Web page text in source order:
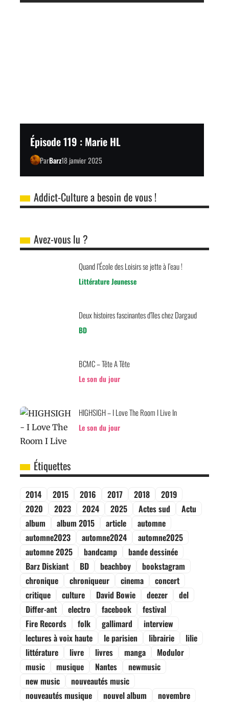
Épisode 119 : Marie HL
ParBarz18 janvier 2025
Addict-Culture a besoin de vous !
Avez-vous lu ?
Quand l’École des Loisirs se jette à l’eau !
Littérature Jeunesse
Deux histoires fascinantes d’îles chez Dargaud
BD
BCMC – Tête A Tête
Le son du jour
HIGHSIGH – I Love The Room I Live In
Le son du jour
Étiquettes
2014 2015 2016 2017 2018
2019
2020
2023 2024 2025 Actes sud
Actu
album
album 2015 article
automne
automne2023
automne2024
automne2025
automne 2025
bandcamp
bande dessinée
Barz Diskiant
BD beachboy
bookstagram
chronique
chroniqueur cinema
concert
critique
culture David Bowie deezer
del
Differ-ant
electro facebook
festival
Fire Records
folk gallimard
interview
lectures à voix haute
le parisien librairie
lilie
littérature
livre livres manga
Modulor
music
musique Nantes
newmusic
new music
nouveautés music
nouveautés musique
nouvel album
novembre